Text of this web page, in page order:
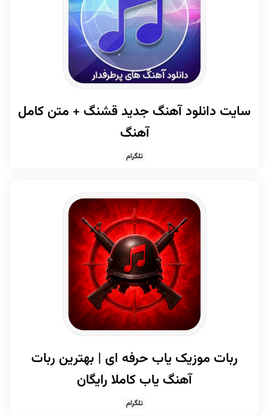
سایت دانلود آهنگ جدید قشنگ + متن کامل
آهنگ
تلگرام
ربات موزیک یاب حرفه ای | بهترین ربات
آهنگ یاب کاملا رایگان
تلگرام